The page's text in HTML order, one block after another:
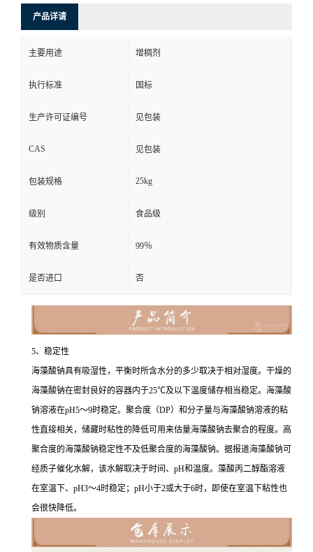
产品详请
主要用途 增稠剂
执行标准 国标
生产许可证编号 见包装
CAS 见包装
包装规格 25kg
级别 食品级
有效物质含量 99％
是否进口 否
5、稳定性
海藻酸钠具有吸湿性，平衡时所含水分的多少取决于相对湿度。干燥的
海藻酸钠在密封良好的容器内于25℃及以下温度储存相当稳定。海藻酸
钠溶液在pH5～9时稳定。聚合度（DP）和分子量与海藻酸钠溶液的粘
性直接相关，储藏时粘性的降低可用来估量海藻酸钠去聚合的程度。高
聚合度的海藻酸钠稳定性不及低聚合度的海藻酸钠。据报道海藻酸钠可
经质子催化水解，该水解取决于时间、pH和温度。藻酸丙二醇酯溶液
在室温下、pH3～4时稳定；pH小于2或大于6时，即使在室温下粘性也
会很快降低。